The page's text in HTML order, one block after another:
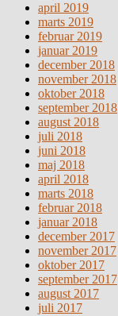
april 2019
marts 2019
februar 2019
januar 2019
december 2018
november 2018
oktober 2018
september 2018
august 2018
juli 2018
juni 2018
maj 2018
april 2018
marts 2018
februar 2018
januar 2018
december 2017
november 2017
oktober 2017
september 2017
august 2017
juli 2017